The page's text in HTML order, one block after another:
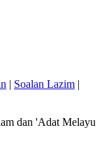
| Soalan Lazim |
dan 'Adat Melayu